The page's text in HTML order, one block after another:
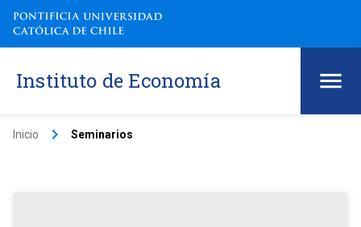
Instituto de Economía
Inicio keyboard_arrow_right Seminarios